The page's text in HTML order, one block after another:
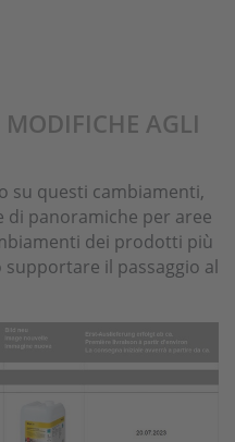
AGLI
su questi cambiamenti,
di panoramiche per aree
dei prodotti più
il passaggio al